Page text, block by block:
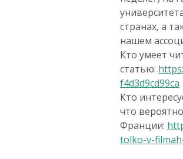
странах, а
нашем
Кто умеет
статью:
f4d3d9cd99ca
Кто
что
Франции:
tolko-v-